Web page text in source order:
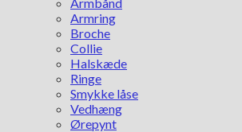
Armring
Broche
Collie
Halskæde
Ringe
Smykke låse
Vedhæng
Ørepynt